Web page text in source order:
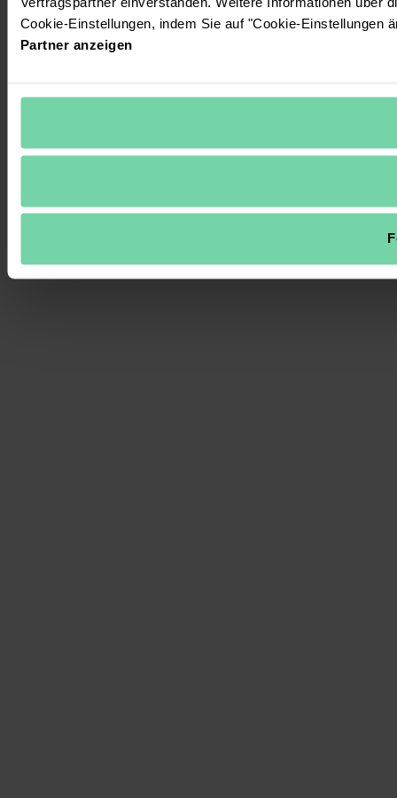
Cookie-Einstellungen, indem Sie auf "Cookie-Einstellungen
Partner anzeigen